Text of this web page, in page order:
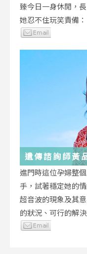
臻今日一身休閒，
她忍不住玩笑責備
遺傳諮詢師黃
進門時這位孕婦整
手，試著穩定她的
超音波的現象及其
的狀況、可行的解